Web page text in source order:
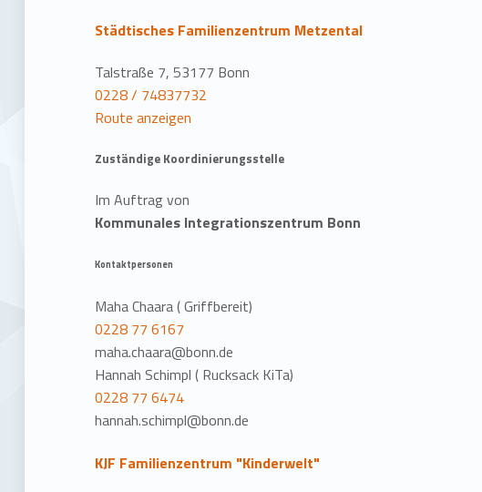
Städtisches Familienzentrum Metzental
Talstraße 7, 53177 Bonn
0228 / 74837732
Route anzeigen
Zuständige Koordinierungsstelle
Im Auftrag von
Kommunales Integrationszentrum Bonn
Kontaktpersonen
Maha Chaara ( Griffbereit)
0228 77 6167
maha.chaara@bonn.de
Hannah Schimpl ( Rucksack KiTa)
0228 77 6474
hannah.schimpl@bonn.de
KJF Familienzentrum "Kinderwelt"